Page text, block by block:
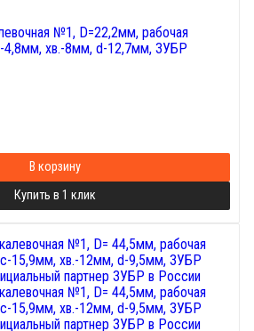
№1, D=22,2мм, рабочая
4,8мм, хв.-8мм, d-12,7мм, ЗУБР
В корзину
Купить в 1 клик